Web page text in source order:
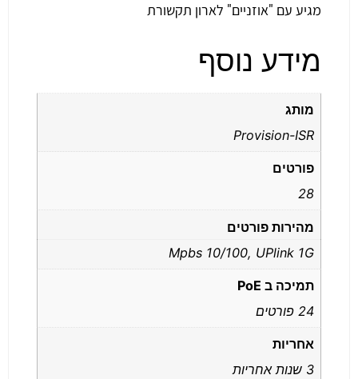
מגיע עם "אוזניים" לארון תקשורת
מידע נוסף
מותג
Provision-ISR
פורטים
28
מהירות פורטים
Mpbs 10/100, UPlink 1G
תמיכה ב PoE
24 פורטים
אחריות
3 שנות אחריות